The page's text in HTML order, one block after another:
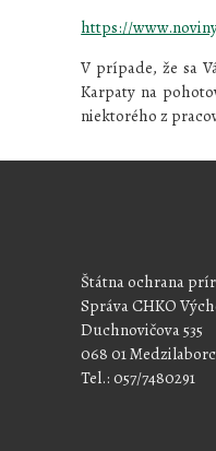
https://
V prípade, že sa
Karpaty na
niektorého z
Štátna ochrana
Správa CHKO
Duchnovičova 535
068 01
Tel.: 057/7480291